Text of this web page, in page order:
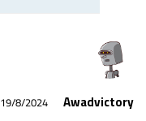
Awadvictory 19/8/2024 12:18 م